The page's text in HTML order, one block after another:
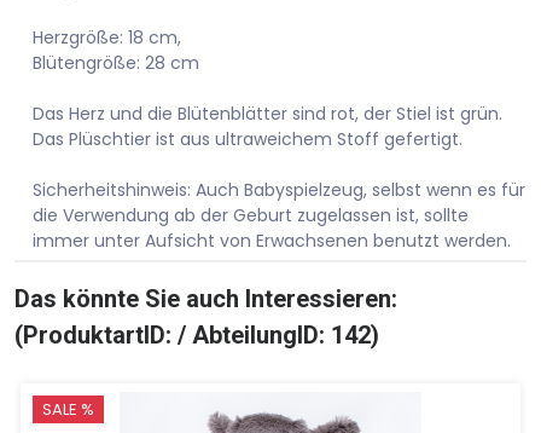
Herzgröße: 18 cm,
Blütengröße: 28 cm
Das Herz und die Blütenblätter sind rot, der Stiel ist grün.
Das Plüschtier ist aus ultraweichem Stoff gefertigt.
Sicherheitshinweis: Auch Babyspielzeug, selbst wenn es für
die Verwendung ab der Geburt zugelassen ist, sollte
immer unter Aufsicht von Erwachsenen benutzt werden.
Das könnte Sie auch Interessieren:
(ProduktartID: / AbteilungID: 142)
SALE %